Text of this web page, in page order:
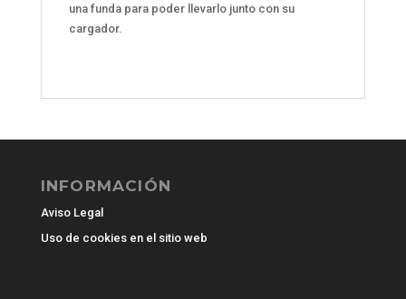
una funda para poder llevarlo junto con su
cargador.
INFORMACIÓN
Aviso Legal
Uso de cookies en el sitio web